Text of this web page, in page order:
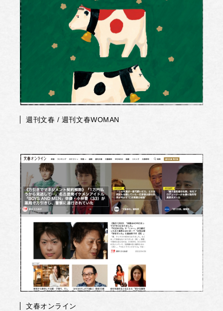
週刊文春 / 週刊文春WOMAN
文春オンライン